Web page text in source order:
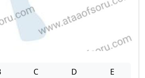
C D E